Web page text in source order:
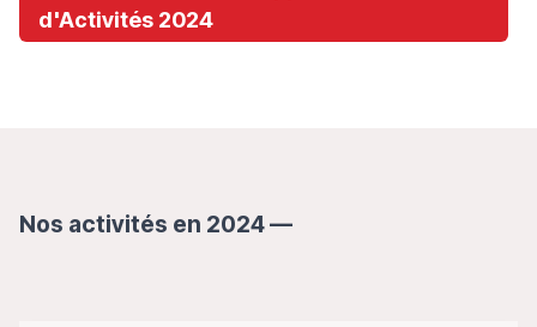
d'Activités 2024
Nos activités en 2024 —